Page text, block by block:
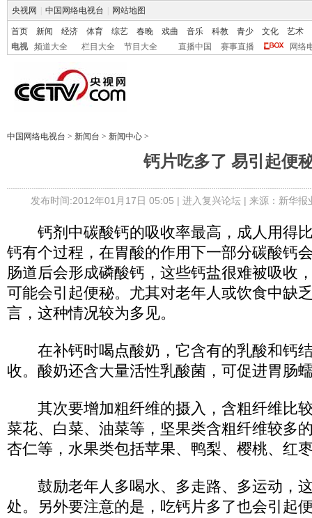
央视网 中国网络电视台 网站地图
首页 新闻 经济 体育 综艺 春晚 戏曲 音乐 科教 青少 文化
艺术
电视
频道大全 栏目大全 节目大全 直播中国 赛事直播 网络
中国网络电视台 > 新闻台 > 新闻中心 >
钙片吃多了 易引起便
发布时间:2012年01月17日 05:05 | 进入复兴论坛 | 来源：新华
钙剂中碳酸钙的吸收率最高，成人用得
钙有个过程，在胃酸的作用下一部分碳酸钙
肠道后会形成磷酸钙，这些钙盐很难被吸收
可能会引起便秘。尤其对老年人或饮食中缺
言，这种情况较为多见。
在补钙时喝点酸奶，它含有的乳酸和钙
收。酸奶还含大量活性乳酸菌，可促进胃肠
其次要增加粗纤维的摄入，含粗纤维比
菜花、白菜、油菜等，坚果类含粗纤维较多
杏仁等，水果类包括苹果、鸭梨、樱桃、红
鼓励老年人多喝水、多走路、多运动，
处。另外要注意的是，吃钙片多了也会引起